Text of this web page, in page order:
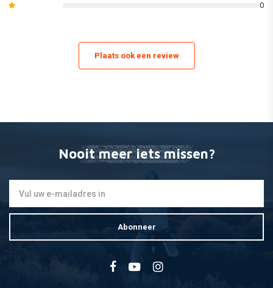
zijpanelen en radiatorscheppen / lijkwaden.
afzonderlijke inhoud van de set of bekijk onze catalogus voor de exacte
lijst van de meegeleverde onderdelen).
0
Plaats ook een review
Nooit meer iets missen?
Abonneer